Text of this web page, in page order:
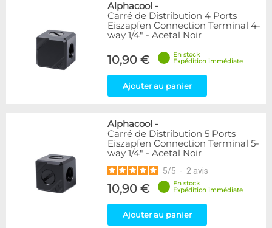
Alphacool -
Carré de Distribution 4 Ports
Eiszapfen Connection Terminal 4-
way 1/4" - Acetal Noir
10,90 €
En stock
Expédition immédiate
Ajouter au panier
Alphacool -
Carré de Distribution 5 Ports
Eiszapfen Connection Terminal 5-
way 1/4" - Acetal Noir
5/5 - 2 avis
10,90 €
En stock
Expédition immédiate
Ajouter au panier